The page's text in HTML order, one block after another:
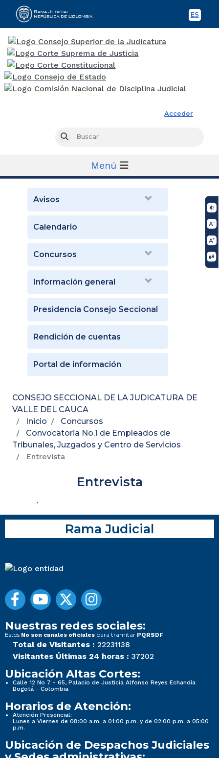
ES
Acceder
Buscar
Menú
Avisos
Calendario
Concursos
Información general
Presidencia Consejo Seccional
Rendición de cuentas
Portal de información
CONSEJO SECCIONAL DE LA JUDICATURA DE
VALLE DEL CAUCA
Inicio
Concursos
Convocatoria No.1 de Empleados de
Tribunales, Juzgados y Centro de Servicios
Entrevista
Entrevista
.
Rama Judicial
Nuestras redes sociales:
Estos No son canales oficiales para tramitar PQRSDF
Total de Visitantes : 22231138
Visitantes Últimas 24 horas : 37202
Ubicación Altas Cortes:
Calle 12 No 7 - 65, Palacio de Justicia Alfonso Reyes Echandía
Bogotá - Colombia
Horarios de Atención:
Atención Presencial:
Lunes a Viernes de 08:00 a.m. a 01:00 p.m. y de 02:00 p.m. a 05:00
p.m.
Ubicación de Despachos Judiciales